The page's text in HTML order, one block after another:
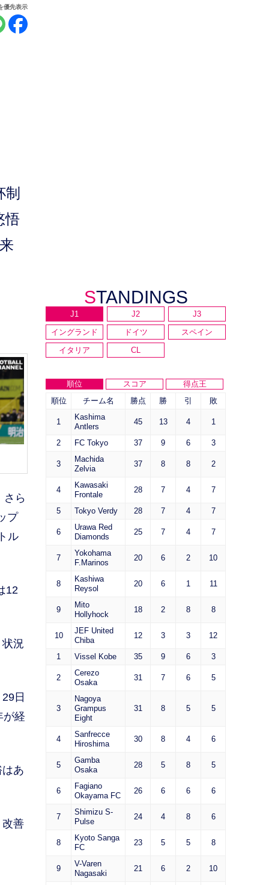
優先表示
悟
さら
プ
ル
12
況
日
が経
あ
善
STANDINGS
J1 J2
J3
イングランド
ドイツ
スペイン
イタリア
CL
順位 スコア
得点王
順位
チーム名 勝点 勝 引 敗
1
Kashima
Antlers
45 13 4 1
2 FC Tokyo 37 9 6 3
3
Machida
Zelvia
37 8 8 2
4
Kawasaki
Frontale
28 7 4 7
5 Tokyo Verdy 28 7 4 7
6
Urawa Red
Diamonds
25 7 4 7
7
Yokohama
F.Marinos
20 6 2 10
8
Kashiwa
Reysol
20 6 1 11
9
Mito
Hollyhock
18 2 8 8
10
JEF United
Chiba
12 3 3 12
1 Vissel Kobe 35 9 6 3
2
Cerezo
Osaka
31 7 6 5
3
Nagoya
Grampus
Eight
31 8 5 5
4
Sanfrecce
Hiroshima
30 8 4 6
5
Gamba
Osaka
28 5 8 5
6
Fagiano
Okayama FC
26 6 6 6
7
Shimizu S-
Pulse
24 4 8 6
8
Kyoto Sanga
FC
23 5 5 8
9
V-Varen
Nagasaki
21 6 2 10